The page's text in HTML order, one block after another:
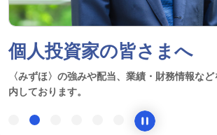
個人投資家の皆さまへ
〈みずほ〉の強みや配当、業績・財務情報な
内しております。